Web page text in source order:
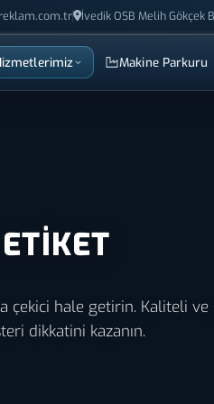
İvedik OSB Melih Gökçek
Makine Parkuru
hale getirin. Kaliteli ve
dikkatini kazanın.